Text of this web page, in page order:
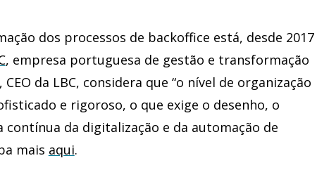
dos processos de backoffice está, desde 2017
, empresa portuguesa de gestão e transformação
da LBC, considera que “o nível de organização
e rigoroso, o que exige o desenho, o
da digitalização e da automação de
mais aqui.